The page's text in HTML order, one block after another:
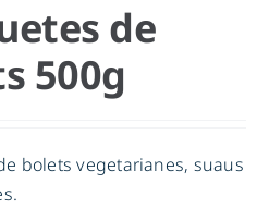
de
500g
bolets vegetarianes, suaus